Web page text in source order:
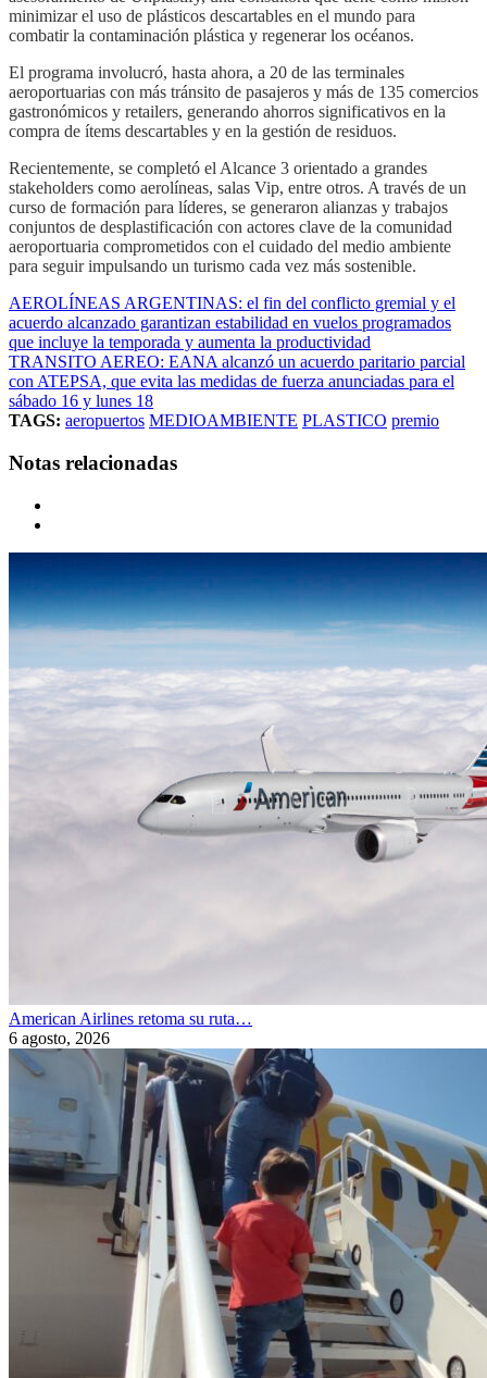
minimizar el uso de plásticos descartables en el mundo para
combatir la contaminación plástica y regenerar los océanos.
El programa involucró, hasta ahora, a 20 de las terminales
aeroportuarias con más tránsito de pasajeros y más de 135 comercios
gastronómicos y retailers, generando ahorros significativos en la
compra de ítems descartables y en la gestión de residuos.
Recientemente, se completó el Alcance 3 orientado a grandes
stakeholders como aerolíneas, salas Vip, entre otros. A través de un
curso de formación para líderes, se generaron alianzas y trabajos
conjuntos de desplastificación con actores clave de la comunidad
aeroportuaria comprometidos con el cuidado del medio ambiente
para seguir impulsando un turismo cada vez más sostenible.
AEROLÍNEAS ARGENTINAS: el fin del conflicto gremial y el
acuerdo alcanzado garantizan estabilidad en vuelos programados
que incluye la temporada y aumenta la productividad
TRANSITO AEREO: EANA alcanzó un acuerdo paritario parcial
con ATEPSA, que evita las medidas de fuerza anunciadas para el
sábado 16 y lunes 18
TAGS: aeropuertos MEDIOAMBIENTE PLASTICO premio
Notas relacionadas
American Airlines retoma su ruta…
6 agosto, 2026